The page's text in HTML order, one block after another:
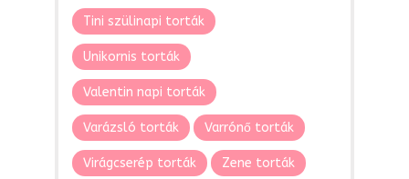
Tini szülinapi torták
Unikornis torták
Valentin napi torták
Varázsló torták Varrónő torták
Virágcserép torták Zene torták